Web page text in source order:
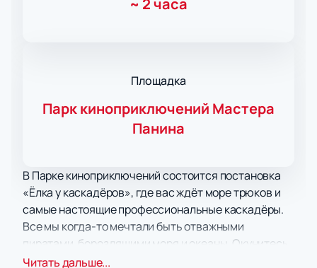
~ 2 часа
Площадка
Парк киноприключений Мастера
Панина
В Парке киноприключений состоится постановка
«Ёлка у каскадёров», где вас ждёт море трюков и
самые настоящие профессиональные каскадёры.
Все мы когда-то мечтали быть отважными
пиратами, бороздящими моря и океаны. Окунитесь
в атмосферу Пиратов Карибского моря, наблюдая
Читать дальше...